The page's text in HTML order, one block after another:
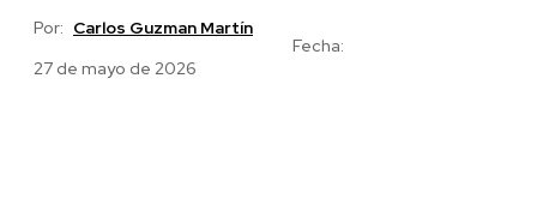
Por: Carlos Guzman Martín
Fecha:
27 de mayo de 2026